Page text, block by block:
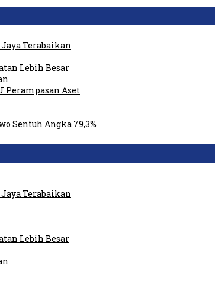
Terabaikan
Lebih Besar
Perampasan Aset
Sentuh Angka 79,3%
Terabaikan
Lebih Besar